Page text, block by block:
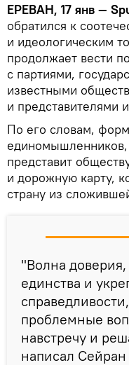
ЕРЕВАН, 17 янв —
обратился к
и идеологическим
продолжает вести
с партиями,
известными
и представителями
По его словам,
представит
и дорожную карту,
страну из
"Волна
единства и
проблемные
навстречу и
написал